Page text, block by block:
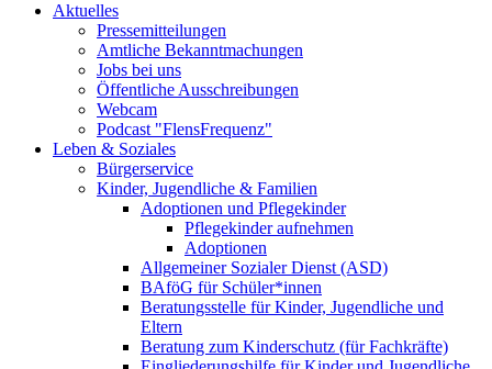
Aktuelles
Pressemitteilungen
Amtliche Bekanntmachungen
Jobs bei uns
Öffentliche Ausschreibungen
Webcam
Podcast "FlensFrequenz"
Leben & Soziales
Bürgerservice
Kinder, Jugendliche & Familien
Adoptionen und Pflegekinder
Pflegekinder aufnehmen
Adoptionen
Allgemeiner Sozialer Dienst (ASD)
BAföG für Schüler*innen
Beratungsstelle für Kinder, Jugendliche und
Eltern
Beratung zum Kinderschutz (für Fachkräfte)